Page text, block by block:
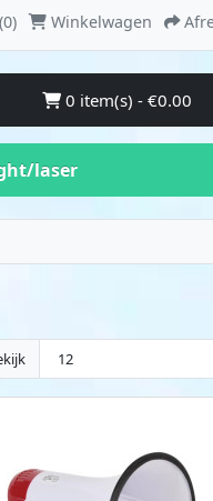
Winkelwagen
0 item(s) - €0.00
laser